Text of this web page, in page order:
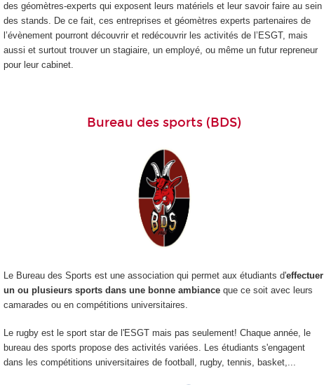
des géomètres-experts qui exposent leurs matériels et leur savoir faire au sein
des stands. De ce fait, ces entreprises et géomètres experts partenaires de
l’évènement pourront découvrir et redécouvrir les activités de l’ESGT, mais
aussi et surtout trouver un stagiaire, un employé, ou même un futur repreneur
pour leur cabinet.
Bureau des sports (BDS)
Le Bureau des Sports est une association qui permet aux étudiants d'effectuer
un ou plusieurs sports dans une bonne ambiance que ce soit avec leurs
camarades ou en compétitions universitaires.
Le rugby est le sport star de l'ESGT mais pas seulement! Chaque année, le
bureau des sports propose des activités variées. Les étudiants s'engagent
dans les compétitions universitaires de football, rugby, tennis, basket,...